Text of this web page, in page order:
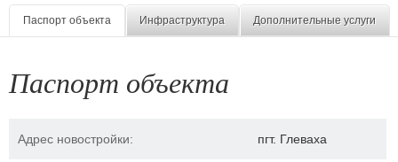
Паспорт объекта Инфраструктура Дополнительные услуги
Паспорт объекта
Адрес новостройки: пгт. Глеваха